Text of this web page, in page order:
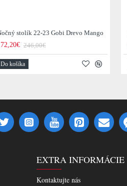
stolík 22-23 Gobi Drevo Mango
246,00€
Do košíka
EXTRA INFORMÁCIE
Kontaktujte nás